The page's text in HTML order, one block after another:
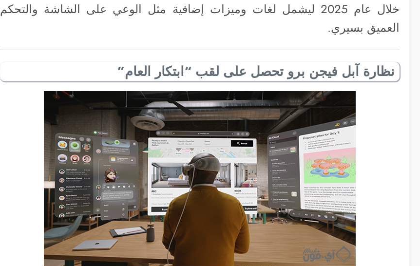
خلال عام 2025 ليشمل لغات وميزات إضافية مثل الوعي على الشاشة والتحكم
العميق بسيري.
نظارة آبل فيجن برو تحصل على لقب “ابتكار العام”